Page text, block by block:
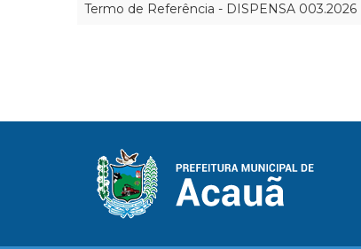
Termo de Referência - DISPENSA 003.2026